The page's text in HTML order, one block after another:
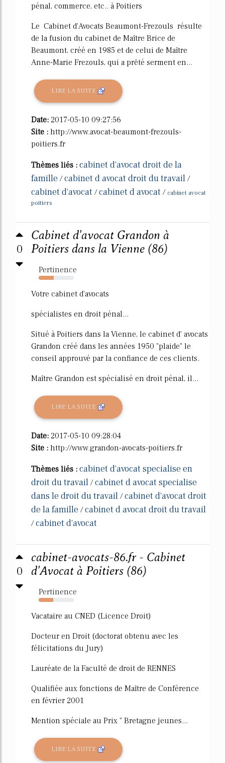
pénal, commerce, etc.. à Poitiers
Le Cabinet d'Avocats Beaumont-Frezouls résulte
de la fusion du cabinet de Maître Brice de
Beaumont, créé en 1985 et de celui de Maître
Anne-Marie Frezouls, qui a prêté serment en...
LIRE LA SUITE
Date: 2017-05-10 09:27:56
Site : http://www.avocat-beaumont-frezouls-
poitiers.fr
Thèmes liés : cabinet d'avocat droit de la
famille /cabinet d avocat droit du travail /
cabinet d'avocat /cabinet d avocat / cabinet avocat
poitiers
0
Cabinet d'avocat Grandon à
Poitiers dans la Vienne (86)
Pertinence
43%
Votre cabinet d'avocats
spécialistes en droit pénal...
Situé à Poitiers dans la Vienne, le cabinet d' avocats
Grandon créé dans les années 1950 "plaide" le
conseil approuvé par la confiance de ces clients.
Maître Grandon est spécialisé en droit pénal, il...
LIRE LA SUITE
Date: 2017-05-10 09:28:04
Site : http://www.grandon-avocats-poitiers.fr
Thèmes liés : cabinet d'avocat specialise en
droit du travail /cabinet d avocat specialise
dans le droit du travail /cabinet d'avocat droit
de la famille /cabinet d avocat droit du travail
/cabinet d'avocat
0
cabinet-avocats-86.fr - Cabinet
d'Avocat à Poitiers (86)
Pertinence
42%
Vacataire au CNED (Licence Droit)
Docteur en Droit (doctorat obtenu avec les
félicitations du Jury)
Lauréate de la Faculté de droit de RENNES
Qualifiée aux fonctions de Maître de Conférence
en février 2001
Mention spéciale au Prix " Bretagne jeunes...
LIRE LA SUITE